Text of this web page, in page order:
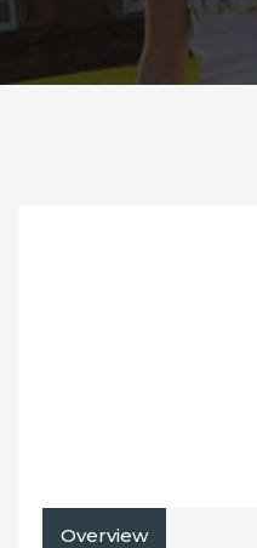
Overview